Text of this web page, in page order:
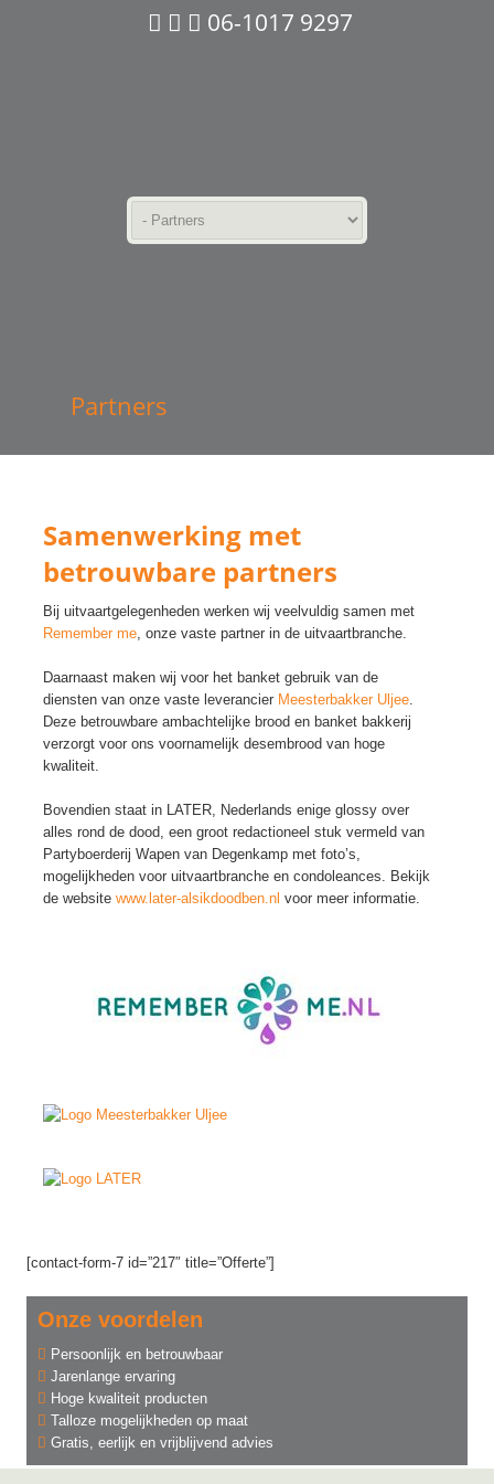
06-1017 9297
Partners
Samenwerking met
betrouwbare partners
Bij uitvaartgelegenheden werken wij veelvuldig samen met
Remember me, onze vaste partner in de uitvaartbranche.
Daarnaast maken wij voor het banket gebruik van de
diensten van onze vaste leverancier Meesterbakker Uljee.
Deze betrouwbare ambachtelijke brood en banket bakkerij
verzorgt voor ons voornamelijk desembrood van hoge
kwaliteit.
Bovendien staat in LATER, Nederlands enige glossy over
alles rond de dood, een groot redactioneel stuk vermeld van
Partyboerderij Wapen van Degenkamp met foto’s,
mogelijkheden voor uitvaartbranche en condoleances. Bekijk
de website www.later-alsikdoodben.nl voor meer informatie.
[contact-form-7 id=”217″ title=”Offerte”]
Onze voordelen
Persoonlijk en betrouwbaar
Jarenlange ervaring
Hoge kwaliteit producten
Talloze mogelijkheden op maat
Gratis, eerlijk en vrijblijvend advies